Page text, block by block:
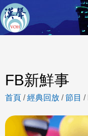
FB新鮮事
首頁 /經典回放 /節目 /